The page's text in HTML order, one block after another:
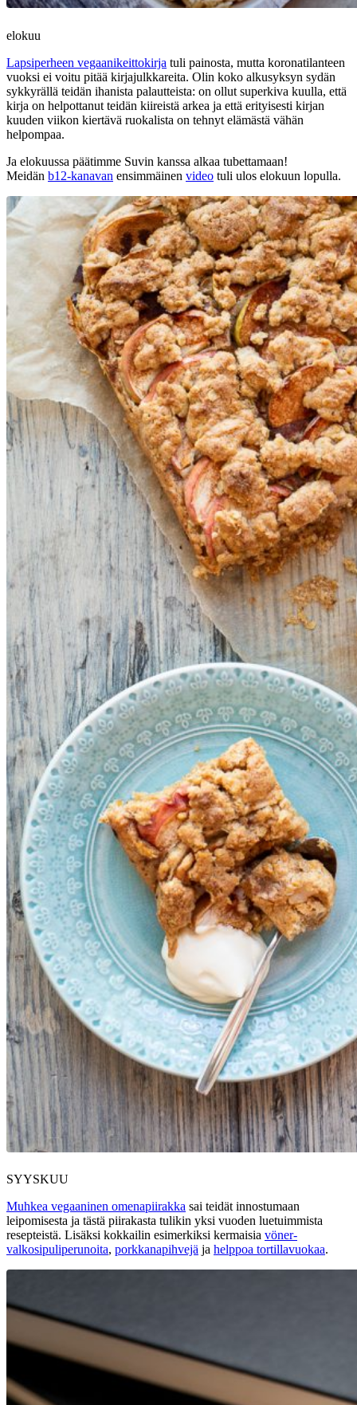
elokuu
Lapsiperheen vegaanikeittokirja tuli painosta, mutta koronatilanteen
vuoksi ei voitu pitää kirjajulkkareita. Olin koko alkusyksyn sydän
sykkyrällä teidän ihanista palautteista: on ollut superkiva kuulla, että
kirja on helpottanut teidän kiireistä arkea ja että erityisesti kirjan
kuuden viikon kiertävä ruokalista on tehnyt elämästä vähän
helpompaa.
Ja elokuussa päätimme Suvin kanssa alkaa tubettamaan!
Meidän b12-kanavan ensimmäinen video tuli ulos elokuun lopulla.
SYYSKUU
Muhkea vegaaninen omenapiirakka sai teidät innostumaan
leipomisesta ja tästä piirakasta tulikin yksi vuoden luetuimmista
resepteistä. Lisäksi kokkailin esimerkiksi kermaisia vöner-
valkosipuliperunoita, porkkanapihvejä ja helppoa tortillavuokaa.